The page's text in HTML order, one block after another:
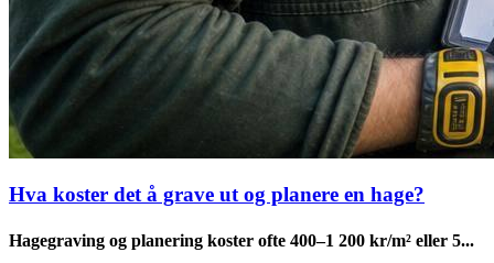
Hva koster det å grave ut og planere en hage?
Hagegraving og planering koster ofte 400–1 200 kr/m² eller 5...